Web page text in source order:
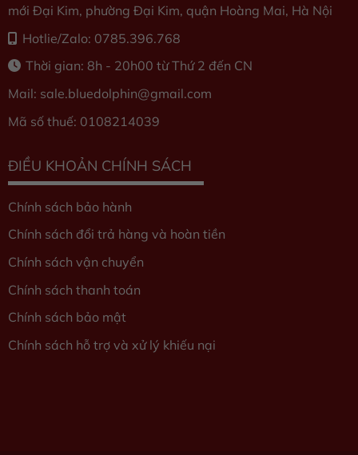
mới Đại Kim, phường Đại Kim, quận Hoàng Mai, Hà Nội
Hotlie/Zalo: 0785.396.768
Thời gian: 8h - 20h00 từ Thứ 2 đến CN
Mail: sale.bluedolphin@gmail.com
Mã số thuế: 0108214039
ĐIỀU KHOẢN CHÍNH SÁCH
Chính sách bảo hành
Chính sách đổi trả hàng và hoàn tiền
Chính sách vận chuyển
Chính sách thanh toán
Chính sách bảo mật
Chính sách hỗ trợ và xử lý khiếu nại